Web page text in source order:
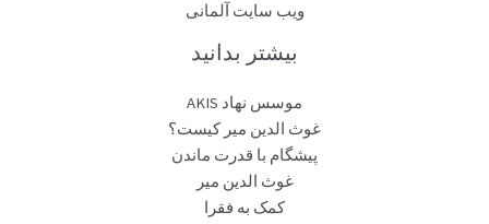
ویب سایت آلمانی
بیشتر بدانید
موسس نهاد AKIS
غوث الدین میر کیست؟
پیشگام با قدرت ماندن
غوث الدین میر
کمک به فقرا